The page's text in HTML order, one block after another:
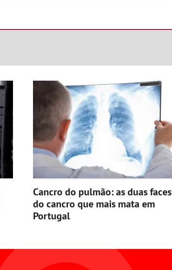
Cancro do pulmão: as duas faces
do cancro que mais mata em
Portugal